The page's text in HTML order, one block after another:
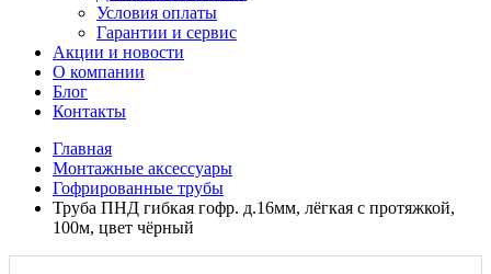
Условия оплаты
Гарантии и сервис
Акции и новости
О компании
Блог
Контакты
Главная
Монтажные аксессуары
Гофрированные трубы
Труба ПНД гибкая гофр. д.16мм, лёгкая с протяжкой,
100м, цвет чёрный